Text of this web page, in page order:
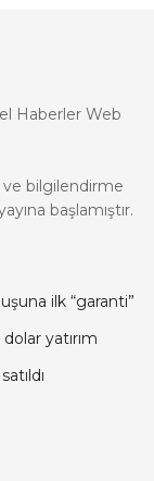
Haberler Web
ve bilgilendirme
başlamıştır.
ilk “garanti”
yatırım